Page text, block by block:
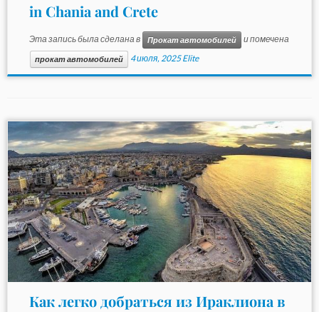
in Chania and Crete
Эта запись была сделана в Прокат автомобилей и помечена
прокат автомобилей 4 июля, 2025 Elite
Как легко добраться из Ираклиона в